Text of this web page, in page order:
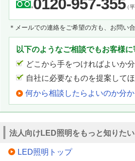
0120-957-355（
＊メールでの連絡をご希望の方も、お問い
以下のようなご相談でもお客様
どこから手をつければよいか
自社に必要なものを提案して
何から相談したらよいのか分
法人向けLED照明をもっと知りたい
LED照明トップ